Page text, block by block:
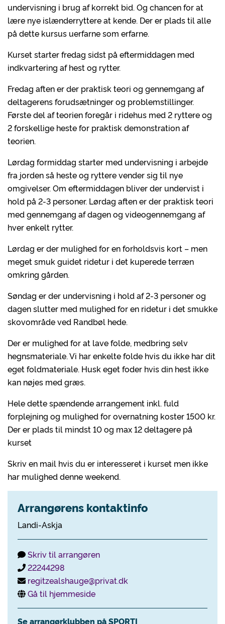
undervisning i brug af korrekt bid. Og chancen for at
lære nye islænderryttere at kende. Der er plads til alle
på dette kursus uerfarne som erfarne.
Kurset starter fredag sidst på eftermiddagen med
indkvartering af hest og rytter.
Fredag aften er der praktisk teori og gennemgang af
deltagerens forudsætninger og problemstillinger.
Første del af teorien foregår i ridehus med 2 ryttere og
2 forskellige heste for praktisk demonstration af
teorien.
Lørdag formiddag starter med undervisning i arbejde
fra jorden så heste og ryttere vender sig til nye
omgivelser. Om eftermiddagen bliver der undervist i
hold på 2-3 personer. Lørdag aften er der praktisk teori
med gennemgang af dagen og videogennemgang af
hver enkelt rytter.
Lørdag er der mulighed for en forholdsvis kort – men
meget smuk guidet ridetur i det kuperede terræn
omkring gården.
Søndag er der undervisning i hold af 2-3 personer og
dagen slutter med mulighed for en ridetur i det smukke
skovområde ved Randbøl hede.
Der er mulighed for at lave folde, medbring selv
hegnsmateriale. Vi har enkelte folde hvis du ikke har dit
eget foldmateriale. Husk eget foder hvis din hest ikke
kan nøjes med græs.
Hele dette spændende arrangement inkl. fuld
forplejning og mulighed for overnatning koster 1500 kr.
Der er plads til mindst 10 og max 12 deltagere på
kurset
Skriv en mail hvis du er interesseret i kurset men ikke
har mulighed denne weekend.
Arrangørens kontaktinfo
Landi-Askja
Skriv til arrangøren
22244298
regitzealshauge@privat.dk
Gå til hjemmeside
Se arrangørklubben på SPORTI